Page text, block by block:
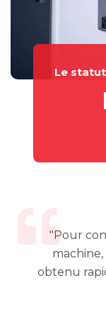
Le
"Pour
machine,
obtenu